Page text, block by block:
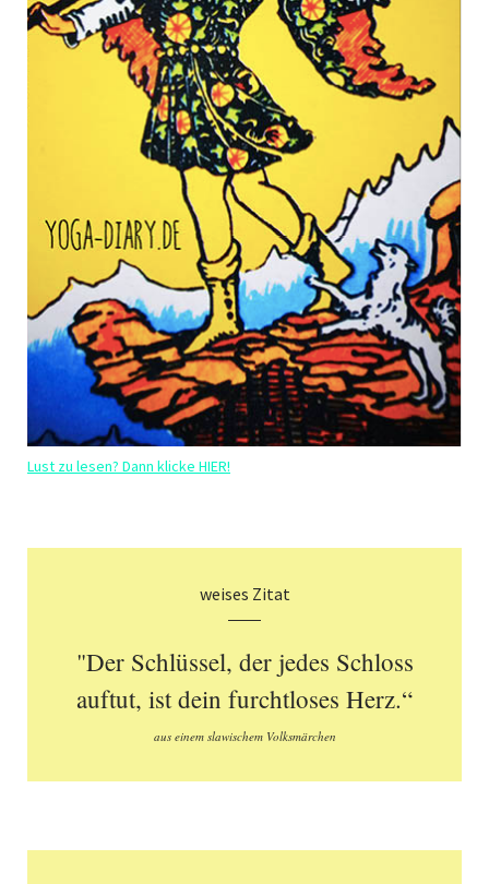
Lust zu lesen? Dann klicke HIER!
weises Zitat
"Der Schlüssel, der jedes Schloss
auftut, ist dein furchtloses Herz.“
aus einem slawischem Volksmärchen